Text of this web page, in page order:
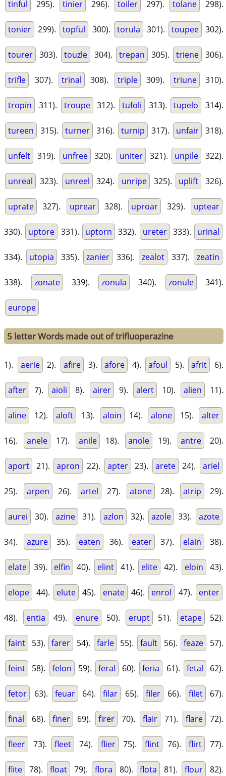
tinful 295). tinier 296). toiler 297). tolane 298).
tonier 299). topful 300). torula 301). toupee 302).
tourer 303). touzle 304). trepan 305). triene 306).
trifle 307). trinal 308). triple 309). triune 310).
tropin 311). troupe 312). tufoli 313). tupelo 314).
tureen 315). turner 316). turnip 317). unfair 318).
unfelt 319). unfree 320). uniter 321). unpile 322).
unreal 323). unreel 324). unripe 325). uplift 326).
uprate 327). uprear 328). uproar 329). uptear
330). uptore 331). uptorn 332). ureter 333). urinal
334). utopia 335). zanier 336). zealot 337). zeatin
338). zonate 339). zonula 340). zonule 341).
europe
5 letter Words made out of trifluoperazine
1). aerie 2). afire 3). afore 4). afoul 5). afrit 6).
after 7). aioli 8). airer 9). alert 10). alien 11).
aline 12). aloft 13). aloin 14). alone 15). alter
16). anele 17). anile 18). anole 19). antre 20).
aport 21). apron 22). apter 23). arete 24). ariel
25). arpen 26). artel 27). atone 28). atrip 29).
aurei 30). azine 31). azlon 32). azole 33). azote
34). azure 35). eaten 36). eater 37). elain 38).
elate 39). elfin 40). elint 41). elite 42). eloin 43).
elope 44). elute 45). enate 46). enrol 47). enter
48). entia 49). enure 50). erupt 51). etape 52).
faint 53). farer 54). farle 55). fault 56). feaze 57).
feint 58). felon 59). feral 60). feria 61). fetal 62).
fetor 63). feuar 64). filar 65). filer 66). filet 67).
final 68). finer 69). firer 70). flair 71). flare 72).
fleer 73). fleet 74). flier 75). flint 76). flirt 77).
flite 78). float 79). flora 80). flota 81). flour 82).